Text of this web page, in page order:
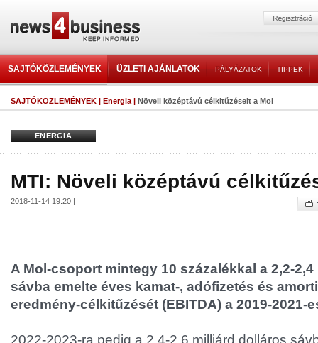
SAJTÓKÖZLEMÉNYEK ÜZLETI AJÁNLATOK PÁLYÁZATOK TIPPEK
SAJTÓKÖZLEMÉNYEK | Energia | Növeli középtávú célkitűzéseit a Mol
ENERGIA
MTI: Növeli középtávú
2018-11-14 19:20 |
A Mol-csoport mintegy 10 százalékkal a 2,2-
sávba emelte éves kamat-, adófizetés és
eredmény-célkitűzését (EBITDA) a 2019-2021-
2022-2023-ra pedig a 2,4-2,6 milliárd dolláros